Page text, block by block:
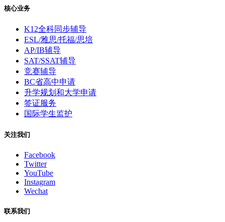
核心业务
K12全科同步辅导
ESL/雅思/托福/思培
AP/IB辅导
SAT/SSAT辅导
竞赛辅导
BC省高中申请
升学规划和大学申请
签证服务
国际学生监护
关注我们
Facebook
Twitter
YouTube
Instagram
Wechat
联系我们